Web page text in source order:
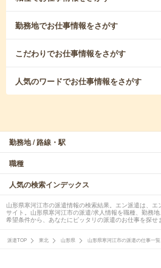
勤務地でお仕事情報をさがす
こだわりでお仕事情報をさがす
人気のワードでお仕事情報をさがす
勤務地 / 路線・駅
職種
人気の検索インデックス
山形県寒河江市の派遣情報の検索結果。エン派遣は、
サイト。山形県寒河江市の派遣/求人情報を職種、勤務
希望条件から、あなたにピッタリの派遣のお仕事を探せ
派遣TOP 東北 山形県 山形県寒河江市の派遣の仕事一覧